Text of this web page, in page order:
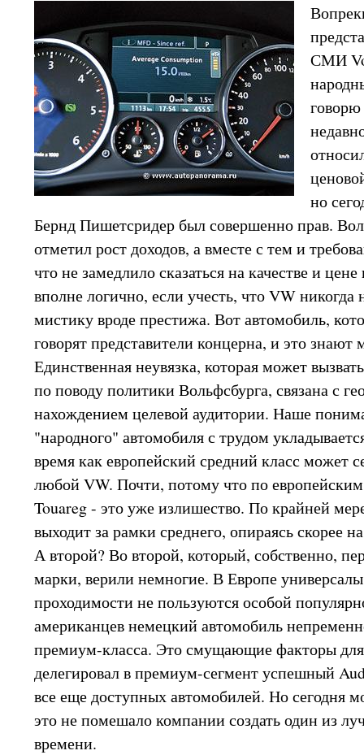
СМИ
но
Бернд Пишетсридер был совершенно прав.
отметил рост доходов, а вместе с тем и
что не замедлило сказаться на качестве и
вполне логично, если учесть, что VW никогда
мистику вроде престижа. Вот автомобиль,
говорят представители концерна, и это
Единственная неувязка, которая может
по поводу политики Вольфсбурга, связана с
нахождением целевой аудитории. Наше
"народного" автомобиля с трудом
время как европейский средний класс может
любой VW. Почти, потому что по
Touareg - это уже излишество. По крайней
выходит за рамки среднего, опираясь скорее
А второй? Во второй, который, собственно,
марки, верили немногие. В Европе
проходимости не пользуются особой
американцев немецкий автомобиль
премиум-класса. Это смущающие факторы
делегировал в премиум-сегмент успешный
все еще доступных автомобилей. Но сегодня
это не помешало компании создать один из
времени.